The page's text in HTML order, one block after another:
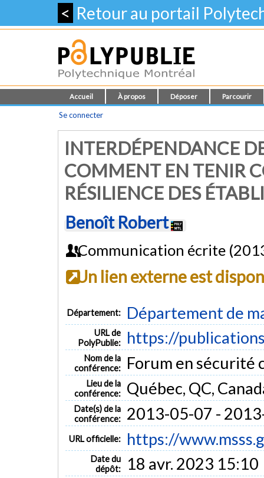
< Retour au portail
Accueil À propos Déposer Parcourir
Se connecter
INTERDÉPENDANCE
COMMENT EN TENIR
RÉSILIENCE DES
Benoît Robert
Communication écrite
Un lien externe est
Département: Département de
URL de
PolyPublie:
https://
Nom de la
conférence:
Forum en sécurité
Lieu de la
conférence:
Québec, QC,
Date(s) de la
conférence:
2013-05-07 -
URL officielle: https://
Date du
dépôt:
18 avr. 2023 15:10